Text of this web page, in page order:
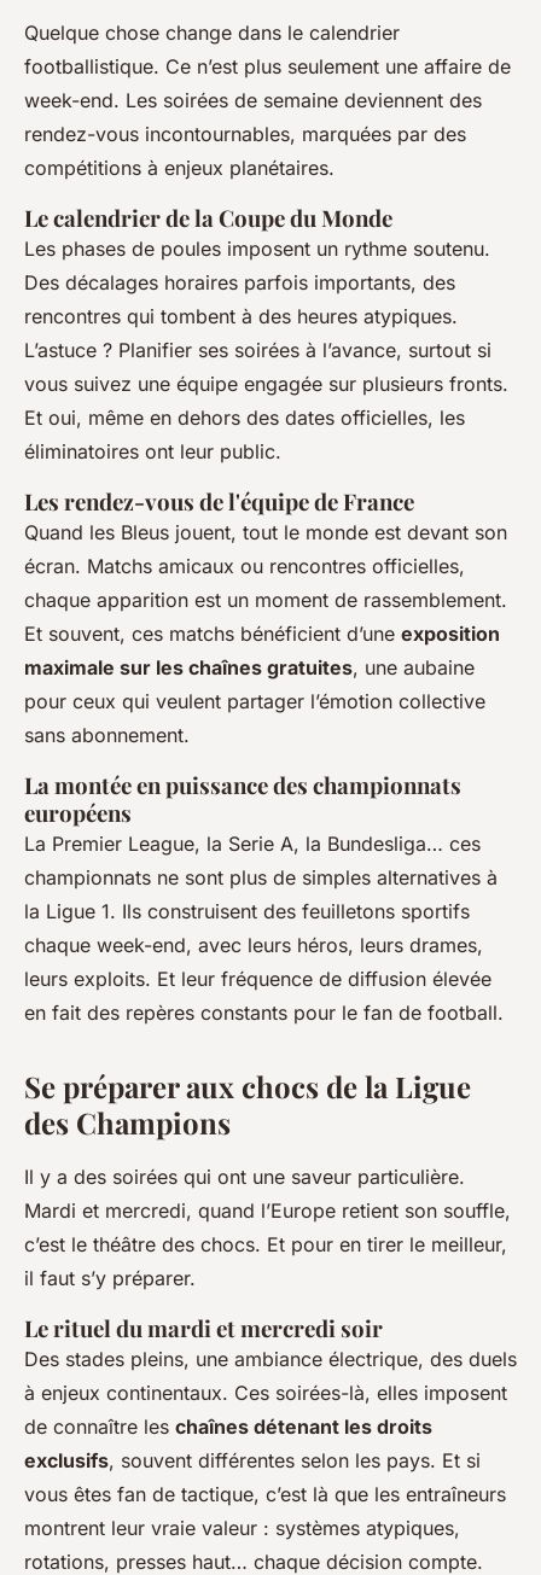
Quelque chose change dans le calendrier
footballistique. Ce n’est plus seulement une affaire de
week-end. Les soirées de semaine deviennent des
rendez-vous incontournables, marquées par des
compétitions à enjeux planétaires.
Le calendrier de la Coupe du Monde
Les phases de poules imposent un rythme soutenu.
Des décalages horaires parfois importants, des
rencontres qui tombent à des heures atypiques.
L’astuce ? Planifier ses soirées à l’avance, surtout si
vous suivez une équipe engagée sur plusieurs fronts.
Et oui, même en dehors des dates officielles, les
éliminatoires ont leur public.
Les rendez-vous de l'équipe de France
Quand les Bleus jouent, tout le monde est devant son
écran. Matchs amicaux ou rencontres officielles,
chaque apparition est un moment de rassemblement.
Et souvent, ces matchs bénéficient d’une exposition
maximale sur les chaînes gratuites, une aubaine
pour ceux qui veulent partager l’émotion collective
sans abonnement.
La montée en puissance des championnats
européens
La Premier League, la Serie A, la Bundesliga… ces
championnats ne sont plus de simples alternatives à
la Ligue 1. Ils construisent des feuilletons sportifs
chaque week-end, avec leurs héros, leurs drames,
leurs exploits. Et leur fréquence de diffusion élevée
en fait des repères constants pour le fan de football.
Se préparer aux chocs de la Ligue
des Champions
Il y a des soirées qui ont une saveur particulière.
Mardi et mercredi, quand l’Europe retient son souffle,
c’est le théâtre des chocs. Et pour en tirer le meilleur,
il faut s’y préparer.
Le rituel du mardi et mercredi soir
Des stades pleins, une ambiance électrique, des duels
à enjeux continentaux. Ces soirées-là, elles imposent
de connaître les chaînes détenant les droits
exclusifs, souvent différentes selon les pays. Et si
vous êtes fan de tactique, c’est là que les entraîneurs
montrent leur vraie valeur : systèmes atypiques,
rotations, presses haut… chaque décision compte.